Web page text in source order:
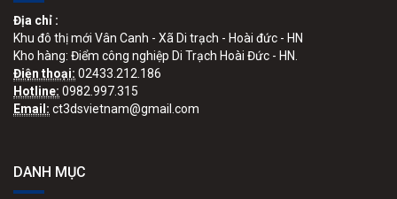
Địa chỉ :
Khu đô thị mới Vân Canh - Xã Di trạch - Hoài đức - HN
Kho hàng: Điểm công nghiệp Di Trạch Hoài Đức - HN.
Điện thoại: 02433.212.186
Hotline: 0982.997.315
Email: ct3dsvietnam@gmail.com
DANH MỤC